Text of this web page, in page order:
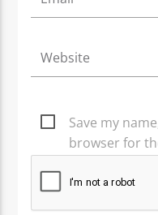
Save my
browser for